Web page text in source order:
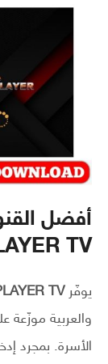
TV
يوفّرTV
والعربية موزّعة
الأسرة. بمجرد